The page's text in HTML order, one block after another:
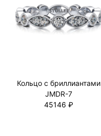
Кольцо с бриллиaнтами
JMDR-7
45146 ₽